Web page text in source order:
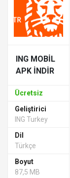
ING MOBIL
APK INDIR
Ücretsiz
Geliştirici
ING Turkey
Dil
Türkçe
Boyut
87,5 MB